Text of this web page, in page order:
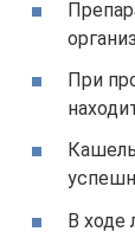
При
В ходе